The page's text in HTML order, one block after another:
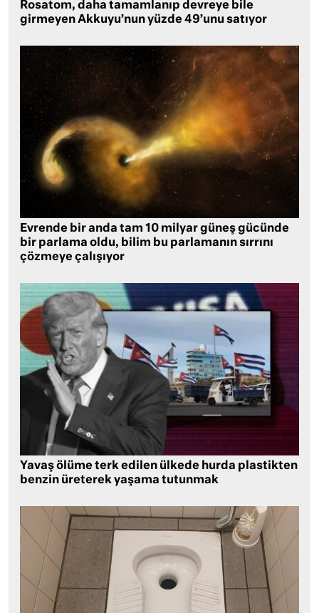
Rosatom, daha tamamlanıp devreye bile
girmeyen Akkuyu’nun yüzde 49’unu satıyor
Evrende bir anda tam 10 milyar güneş gücünde
bir parlama oldu, bilim bu parlamanın sırrını
çözmeye çalışıyor
Yavaş ölüme terk edilen ülkede hurda plastikten
benzin üreterek yaşama tutunmak